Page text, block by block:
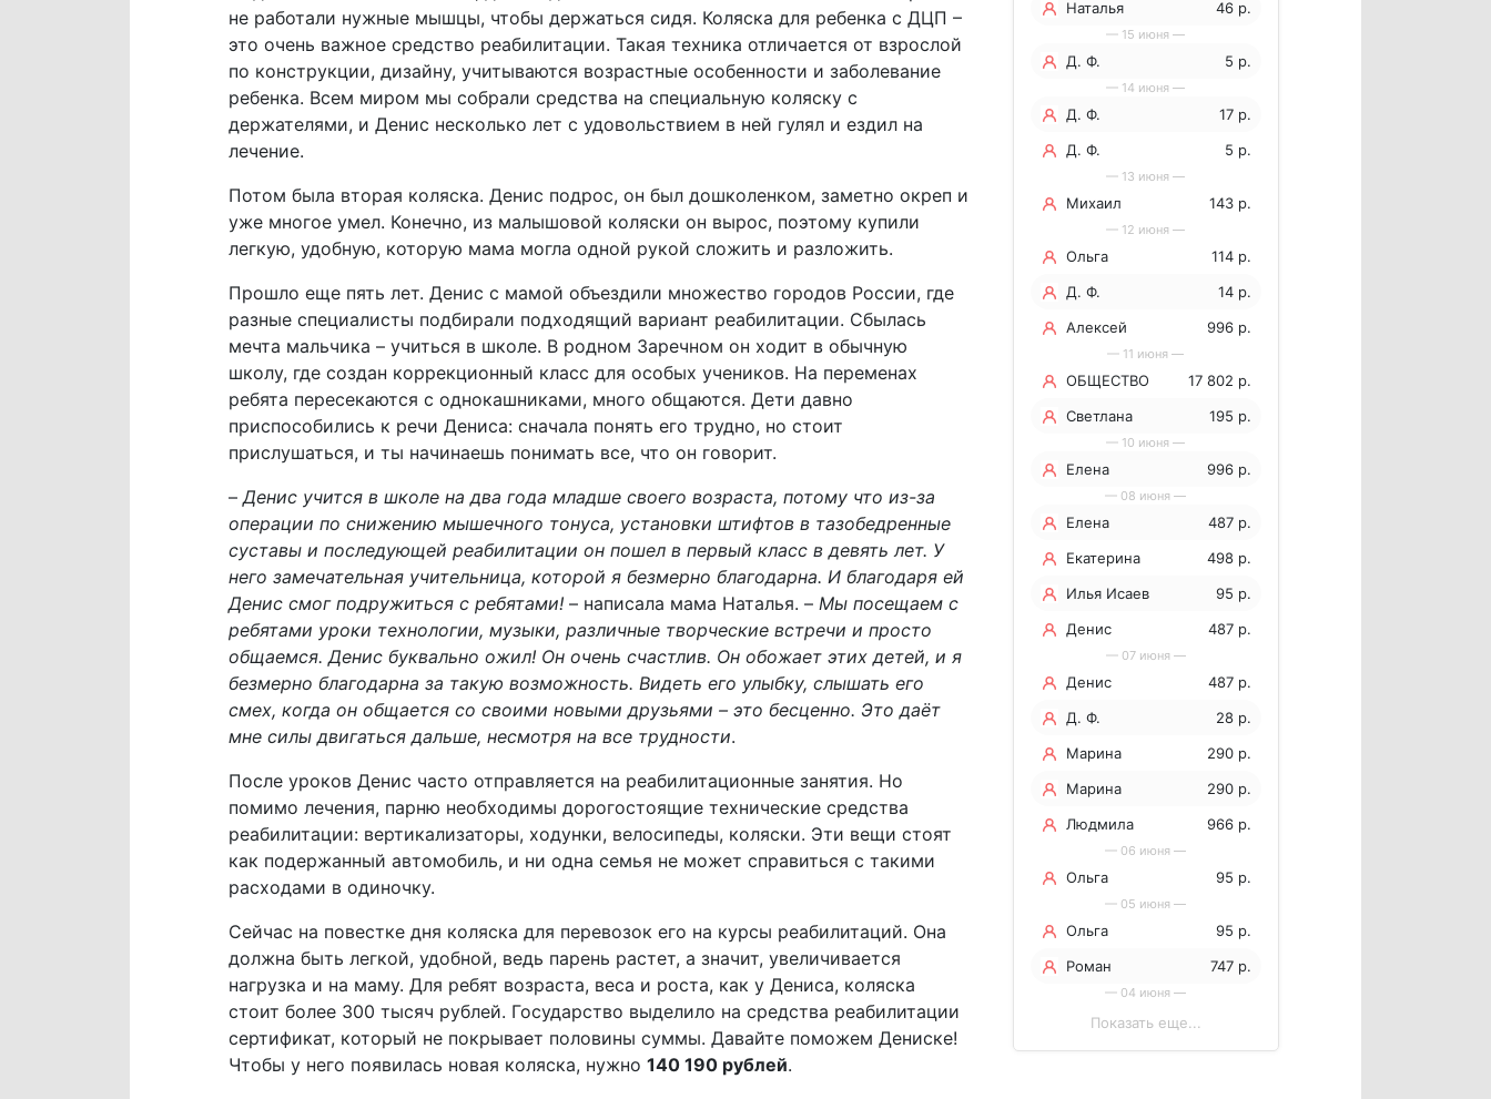
не работали нужные мышцы, чтобы держаться сидя. Коляска для ребенка с ДЦП –
это очень важное средство реабилитации. Такая техника отличается от взрослой
по конструкции, дизайну, учитываются возрастные особенности и заболевание
ребенка. Всем миром мы собрали средства на специальную коляску с
держателями, и Денис несколько лет с удовольствием в ней гулял и ездил на
лечение.
Потом была вторая коляска. Денис подрос, он был дошколенком, заметно окреп и
уже многое умел. Конечно, из малышовой коляски он вырос, поэтому купили
легкую, удобную, которую мама могла одной рукой сложить и разложить.
Прошло еще пять лет. Денис с мамой объездили множество городов России, где
разные специалисты подбирали подходящий вариант реабилитации. Сбылась
мечта мальчика – учиться в школе. В родном Заречном он ходит в обычную
школу, где создан коррекционный класс для особых учеников. На переменах
ребята пересекаются с однокашниками, много общаются. Дети давно
приспособились к речи Дениса: сначала понять его трудно, но стоит
прислушаться, и ты начинаешь понимать все, что он говорит.
– Денис учится в школе на два года младше своего возраста, потому что из-за
операции по снижению мышечного тонуса, установки штифтов в тазобедренные
суставы и последующей реабилитации он пошел в первый класс в девять лет. У
него замечательная учительница, которой я безмерно благодарна. И благодаря ей
Денис смог подружиться с ребятами!– написала мама Наталья. – Мы посещаем с
ребятами уроки технологии, музыки, различные творческие встречи и просто
общаемся. Денис буквально ожил! Он очень счастлив. Он обожает этих детей, и я
безмерно благодарна за такую возможность. Видеть его улыбку, слышать его
смех, когда он общается со своими новыми друзьями – это бесценно. Это даёт
мне силы двигаться дальше, несмотря на все трудности.
После уроков Денис часто отправляется на реабилитационные занятия. Но
помимо лечения, парню необходимы дорогостоящие технические средства
реабилитации: вертикализаторы, ходунки, велосипеды, коляски. Эти вещи стоят
как подержанный автомобиль, и ни одна семья не может справиться с такими
расходами в одиночку.
Сейчас на повестке дня коляска для перевозок его на курсы реабилитаций. Она
должна быть легкой, удобной, ведь парень растет, а значит, увеличивается
нагрузка и на маму. Для ребят возраста, веса и роста, как у Дениса, коляска
стоит более 300 тысяч рублей. Государство выделило на средства реабилитации
сертификат, который не покрывает половины суммы. Давайте поможем Дениске!
Чтобы у него появилась новая коляска, нужно 140 190 рублей.
Наталья 46 р.
— 15 июня —
Д. Ф. 5 р.
— 14 июня —
Д. Ф.
17 р.
Д. Ф.
5 р.
— 13 июня —
Михаил 143 р.
— 12 июня —
Ольга
114 р.
Д. Ф.
14 р.
Алексей
996 р.
— 11 июня —
ОБЩЕСТВО
С
ОГРАНИЧЕННОЙ
"МЕДИАП
17 802 р.
Светлана
Лобанова
195 р.
— 10 июня —
Елена 996 р.
— 08 июня —
Елена
Боровских
487 р.
Екатерина
498 р.
Илья Исаев
95 р.
Денис
Патрушев
487 р.
— 07 июня —
Денис
Патрушев
487 р.
Д. Ф.
28 р.
Марина
290 р.
Марина
290 р.
Людмила
966 р.
— 06 июня —
Ольга 95 р.
— 05 июня —
Ольга
95 р.
Роман
747 р.
— 04 июня —
Показать еще...